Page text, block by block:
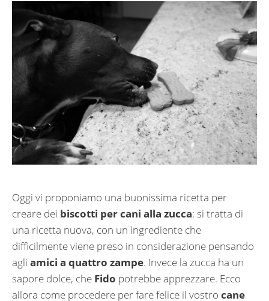
Oggi vi proponiamo una buonissima ricetta per
creare dei biscotti per cani alla zucca: si tratta di
una ricetta nuova, con un ingrediente che
difficilmente viene preso in considerazione pensando
agli amici a quattro zampe. Invece la zucca ha un
sapore dolce, che Fido potrebbe apprezzare. Ecco
allora come procedere per fare felice il vostro cane